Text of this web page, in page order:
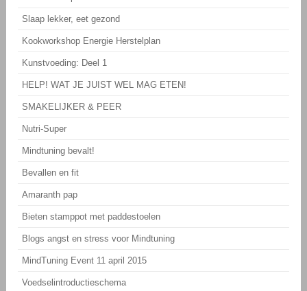
Slaap lekker, eet gezond
Kookworkshop Energie Herstelplan
Kunstvoeding: Deel 1
HELP! WAT JE JUIST WEL MAG ETEN!
SMAKELIJKER & PEER
Nutri-Super
Mindtuning bevalt!
Bevallen en fit
Amaranth pap
Bieten stamppot met paddestoelen
Blogs angst en stress voor Mindtuning
MindTuning Event 11 april 2015
Voedselintroductieschema